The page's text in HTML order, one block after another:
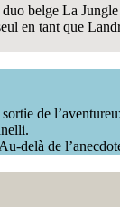
belge La
en tant que
de
delà de